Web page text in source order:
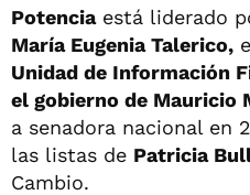
Potenciaestá liderado
María Eugenia Talerico,
Unidad de Información
el gobierno de Mauricio
a senadora nacional en
las listas de Patricia
Cambio.